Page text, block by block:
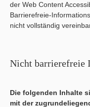
der Web Content
Barrierefreie-
nicht vollständig
Nicht barrierefreie
Die folgenden Inhalte
mit der